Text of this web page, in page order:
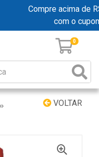
Compre acima de
com o
0
VOLTAR